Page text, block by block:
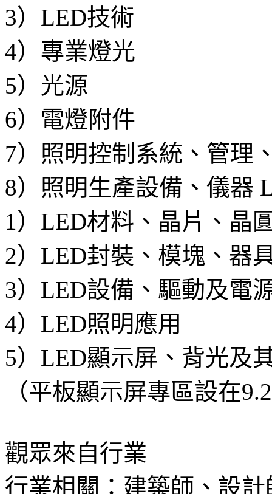
3）LED技術
4）專業燈光
5）光源
6）電燈附件
7）照明控制系統、管理
8）照明生產設備、儀器
1）LED材料、晶片、晶
2）LED封裝、模塊、器
3）LED設備、驅動及電
4）LED照明應用
5）LED顯示屏、背光及
（平板顯示屏專區設在
觀眾來自行業
行業相關：建築師、設